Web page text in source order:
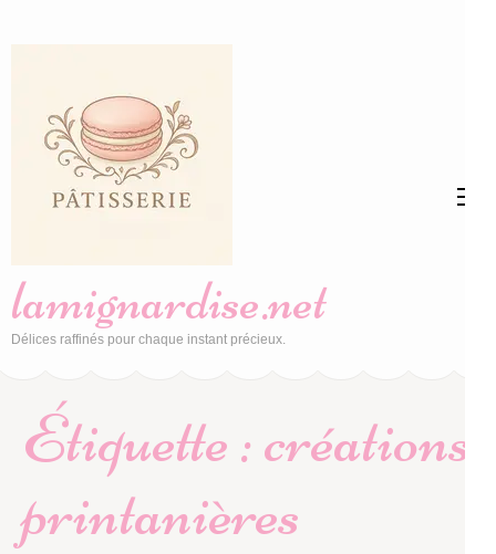
(Pressez
Entrée)
lamignardise.net
Délices raffinés pour chaque instant précieux.
Étiquette :créations
printanières